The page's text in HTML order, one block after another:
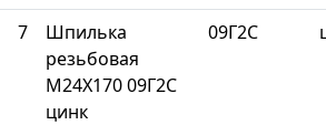
7
Шпилька
резьбовая
М24Х170 09Г2С
цинк
09Г2С